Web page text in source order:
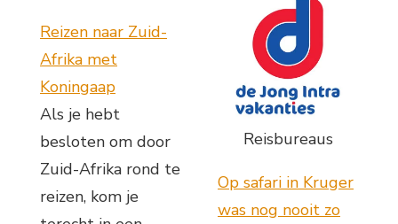
Reizen naar Zuid-
Afrika met
Koningaap
Als je hebt
besloten om door
Zuid-Afrika rond te
reizen, kom je
Reisbureaus
Op safari in Kruger
was nog nooit zo